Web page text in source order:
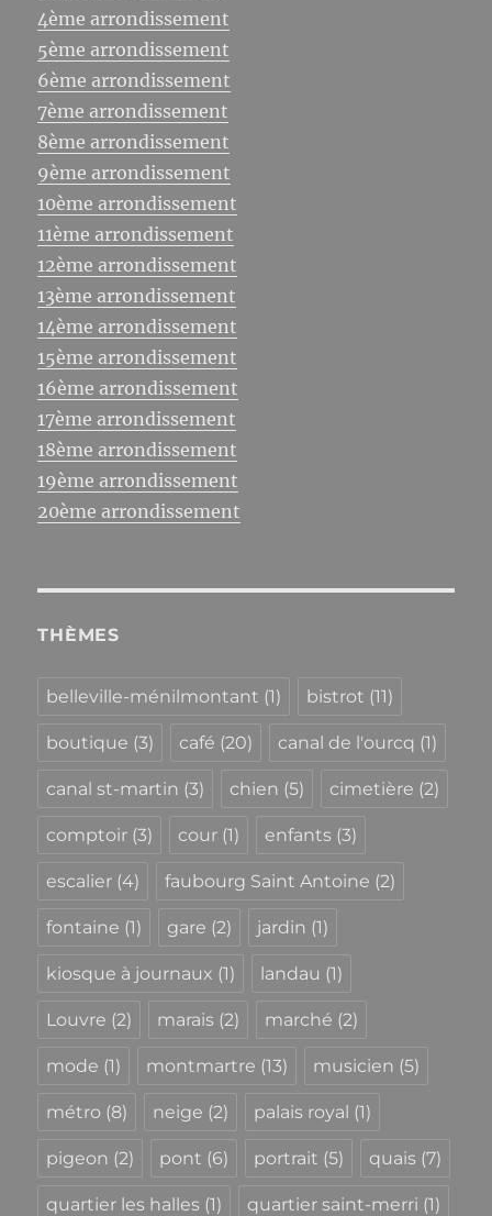
4ème arrondissement
5ème arrondissement
6ème arrondissement
7ème arrondissement
8ème arrondissement
9ème arrondissement
10ème arrondissement
11ème arrondissement
12ème arrondissement
13ème arrondissement
14ème arrondissement
15ème arrondissement
16ème arrondissement
17ème arrondissement
18ème arrondissement
19ème arrondissement
20ème arrondissement
THÈMES
belleville-ménilmontant (1) bistrot (11)
boutique (3) café (20) canal de l'ourcq (1)
canal st-martin (3) chien (5) cimetière (2)
comptoir (3) cour (1) enfants (3)
escalier (4) faubourg Saint Antoine (2)
fontaine (1) gare (2) jardin (1)
kiosque à journaux (1) landau (1)
Louvre (2) marais (2) marché (2)
mode (1) montmartre (13) musicien (5)
métro (8) neige (2) palais royal (1)
pigeon (2) pont (6) portrait (5) quais (7)
quartier les halles (1) quartier saint-merri (1)